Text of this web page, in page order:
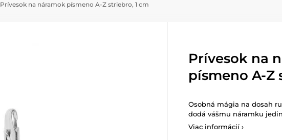
Prívesok na náramok písmeno A-Z striebro, 1 cm
Prívesok na
písmeno A-Z
Osobná mágia na dosah
dodá vášmu náramku
Viac informácií ›